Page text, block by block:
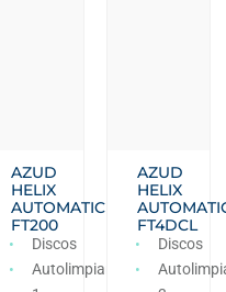
AZUD
HELIX
AUTOMATIC
FT200
Discos
Autolimpiante
AZUD
HELIX
FT4DCL
Discos